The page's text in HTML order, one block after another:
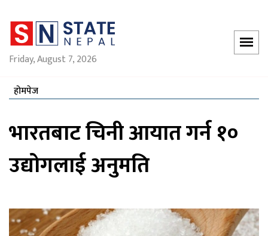
Friday, August 7, 2026
होमपेज
भारतबाट चिनी आयात गर्न १०
उद्योगलाई अनुमति